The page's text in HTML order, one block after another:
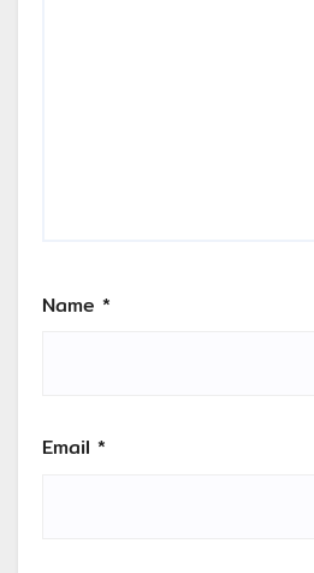
Name *
Email *